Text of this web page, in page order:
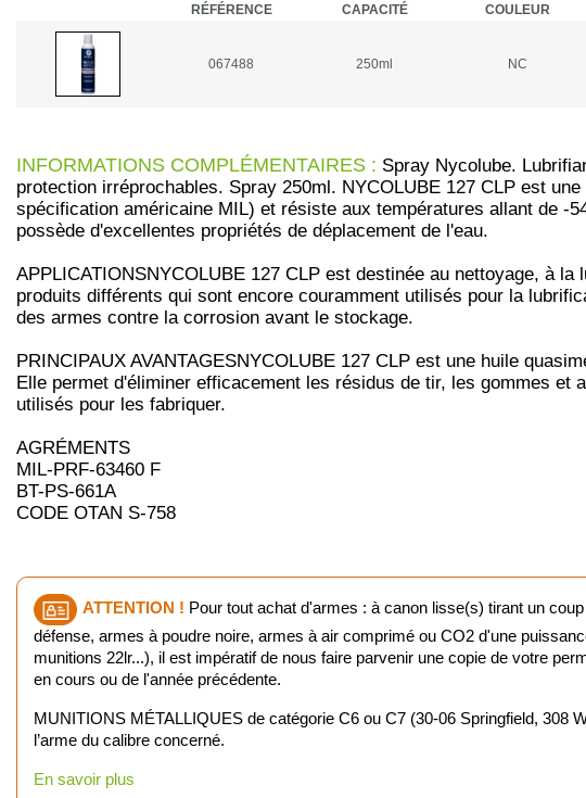
RÉFÉRENCE CAPACITÉ COULEUR
067488 250ml NC
INFORMATIONS COMPLÉMENTAIRES : Spray Nycolube.
protection irréprochables. Spray 250ml. NYCOLUBE 127 CLP est
spécification américaine MIL) et résiste aux températures allant de -
possède d'excellentes propriétés de déplacement de l'eau.
APPLICATIONSNYCOLUBE 127 CLP est destinée au nettoyage, à
produits différents qui sont encore couramment utilisés pour la
des armes contre la corrosion avant le stockage.
PRINCIPAUX AVANTAGESNYCOLUBE 127 CLP est une huile
Elle permet d'éliminer efficacement les résidus de tir, les gommes
utilisés pour les fabriquer.
AGRÉMENTS
MIL-PRF-63460 F
BT-PS-661A
CODE OTAN S-758
ATTENTION ! Pour tout achat d'armes : à canon lisse(s) tirant un
défense, armes à poudre noire, armes à air comprimé ou CO2 d'une
munitions 22lr...), il est impératif de nous faire parvenir une copie de votre
en cours ou de l'année précédente.
MUNITIONS MÉTALLIQUES de catégorie C6 ou C7 (30-06 Springfield, 308
l’arme du calibre concerné.
En savoir plus